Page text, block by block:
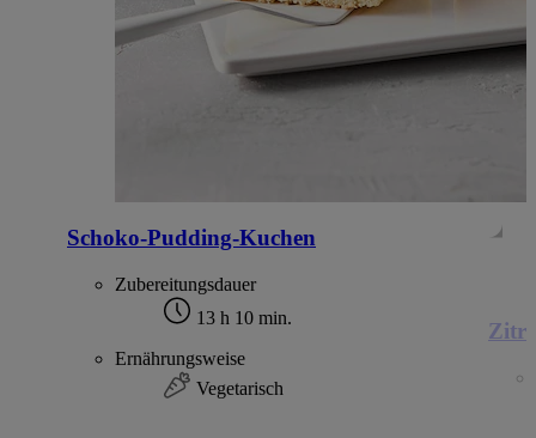
Schoko-Pudding-Kuchen
Zubereitungsdauer
13 h 10 min.
Ernährungsweise
Vegetarisch